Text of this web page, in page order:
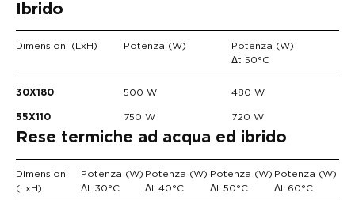
Ibrido
Dimensioni (LxH) Potenza (W)
Potenza (W)
Δt 50°C
30X180 500 W 480 W
55X110 750 W 720 W
Rese termiche ad acqua ed ibrido
Dimensioni
(LxH)
Potenza (W)
Δt 30°C
Potenza (W)
Δt 40°C
Potenza (W)
Δt 50°C
Potenza (W)
Δt 60°C